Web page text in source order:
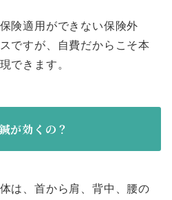
険適用ができない保険外
ですが、自費だからこそ本
できます。
が効くの？
は、首から肩、背中、腰の